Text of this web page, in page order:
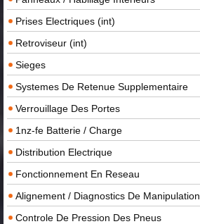
Prises Electriques (int)
Retroviseur (int)
Sieges
Systemes De Retenue Supplementaire
Verrouillage Des Portes
1nz-fe Batterie / Charge
Distribution Electrique
Fonctionnement En Reseau
Alignement / Diagnostics De Manipulation
Controle De Pression Des Pneus